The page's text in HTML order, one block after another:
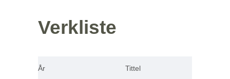
Verkliste
År Tittel